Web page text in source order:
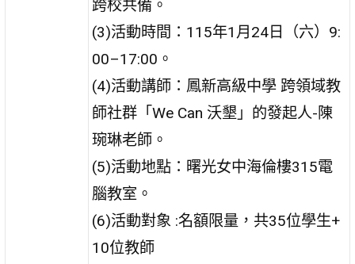
跨校共備。
(3)活動時間：115年1月24日（六）9:
00–17:00。
(4)活動講師：鳳新高級中學 跨領域教
師社群「We Can 沃墾」的發起人-陳
琬琳老師。
(5)活動地點：曙光女中海倫樓315電
腦教室。
(6)活動對象 :名額限量，共35位學生+
10位教師